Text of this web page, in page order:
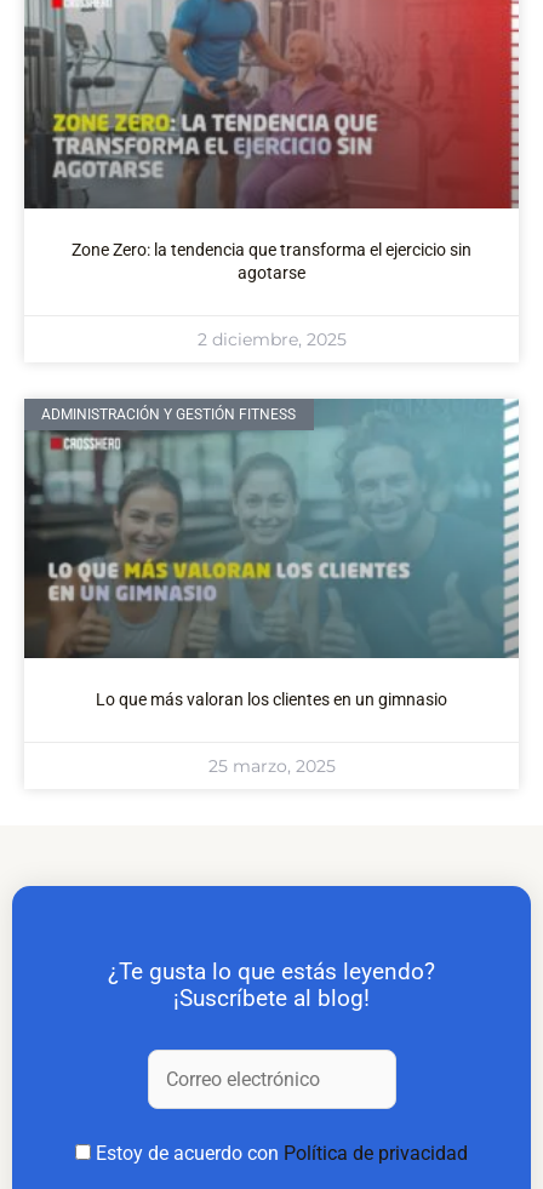
Zone Zero: la tendencia que transforma el ejercicio sin
agotarse
2 diciembre, 2025
ADMINISTRACIÓN Y GESTIÓN FITNESS
Lo que más valoran los clientes en un gimnasio
25 marzo, 2025
¿Te gusta lo que estás leyendo?
¡Suscríbete al blog!
Estoy de acuerdo con Política de privacidad